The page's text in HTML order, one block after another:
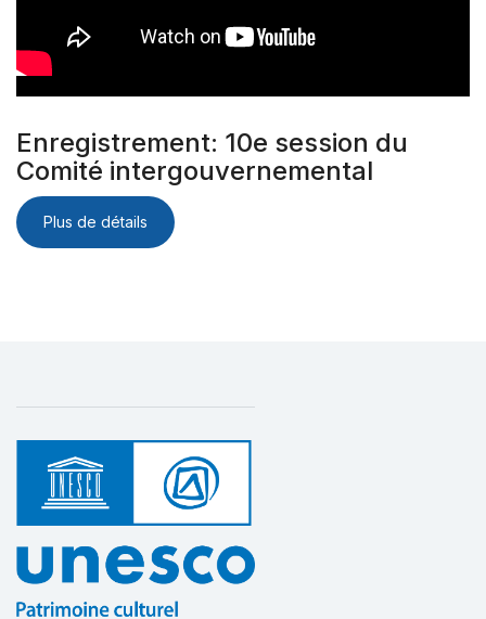
Enregistrement: 10e session du
Comité intergouvernemental
Plus de détails